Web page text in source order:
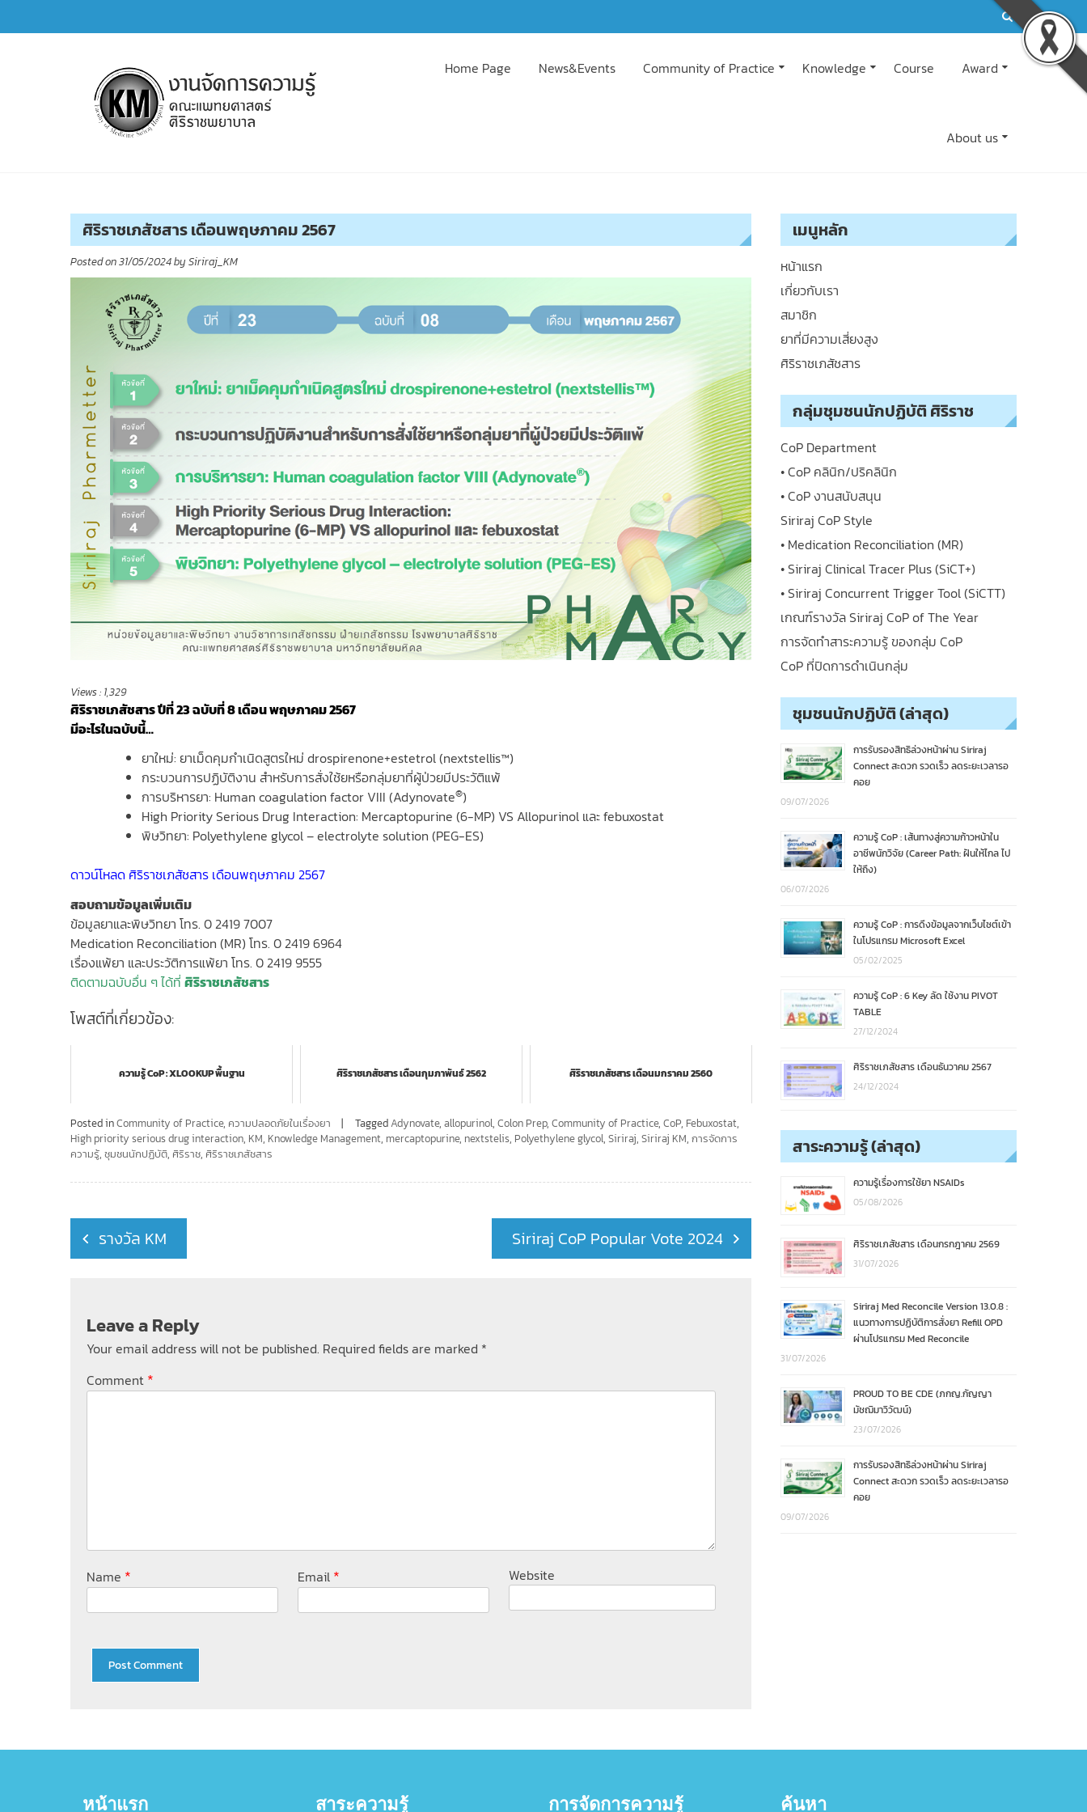
to
Home Page News&Events Community of Practice Knowledge Course Award
About us
ศิริราชเภสัชสาร เดือนพฤษภาคม 2567
Posted on31/05/2024by Siriraj_KM
Views : 1,329
ศิริราชเภสัชสาร ปีที่ 23 ฉบับที่ 8เดือน พฤษภาคม 2567
มีอะไรในฉบับนี้…
ยาใหม่: ยาเม็ดคุมกำเนิดสูตรใหม่ drospirenone+estetrol (nextstellis™)
กระบวนการปฏิบัติงาน สำหรับการสั่งใช้ยหรือกลุ่มยาที่ผู้ป่วยมีประวัติแพ้
การบริหารยา: Human coagulation factor VIII (Adynovate®)
High Priority Serious Drug Interaction: Mercaptopurine (6-MP) VS Allopurinol และ febuxostat
พิษวิทยา: Polyethylene glycol – electrolyte solution (PEG-ES)
ดาวน์โหลด ศิริราชเภสัชสาร เดือนพฤษภาคม 2567
สอบถามข้อมูลเพิ่มเติม
ข้อมูลยาและพิษวิทยา โทร. 0 2419 7007
Medication Reconciliation (MR) โทร. 0 2419 6964
เรื่องแพ้ยา และประวัติการแพ้ยา โทร. 0 2419 9555
ติดตามฉบับอื่น ๆ ได้ที่ ศิริราชเภสัชสาร
โพสต์ที่เกี่ยวข้อง:
ความรู้ CoP : XLOOKUP พื้นฐาน ศิริราชเภสัชสาร เดือนกุมภาพันธ์ 2562 ศิริราชเภสัชสาร เดือนมกราคม 2560
Posted inCommunity of Practice, ความปลอดภัยในเรื่องยา TaggedAdynovate, allopurinol, Colon Prep, Community of Practice, CoP, Febuxostat,
High priority serious drug interaction, KM, Knowledge Management, mercaptopurine, nextstelis, Polyethylene glycol, Siriraj, Siriraj KM, การจัดการ
ความรู้, ชุมชนนักปฏิบัติ, ศิริราช, ศิริราชเภสัชสาร
Post
navigation
รางวัล KM Siriraj CoP Popular Vote 2024
Leave a Reply
Your email address will not be published. Required fields are marked *
Comment *
Name * Email * Website
เมนูหลัก
หน้าแรก
เกี่ยวกับเรา
สมาชิก
ยาที่มีความเสี่ยงสูง
ศิริราชเภสัชสาร
กลุ่มชุมชนนักปฏิบัติ ศิริราช
CoP Department
• CoP คลินิก/ปริคลินิก
• CoP งานสนับสนุน
Siriraj CoP Style
• Medication Reconciliation (MR)
• Siriraj Clinical Tracer Plus (SiCT+)
• Siriraj Concurrent Trigger Tool (SiCTT)
เกณฑ์รางวัล Siriraj CoP of The Year
การจัดทำสาระความรู้ ของกลุ่ม CoP
CoP ที่ปิดการดำเนินกลุ่ม
ชุมชนนักปฏิบัติ (ล่าสุด)
การรับรองสิทธิล่วงหน้าผ่าน Siriraj
Connect สะดวก รวดเร็ว ลดระยะเวลารอ
คอย
09/07/2026
ความรู้ CoP : เส้นทางสู่ความก้าวหน้าใน
อาชีพนักวิจัย (Career Path: ฝันให้ไกล ไป
ให้ถึง)
06/07/2026
ความรู้ CoP : การดึงข้อมูลจากเว็บไซต์เข้า
ในโปรแกรม Microsoft Excel
05/02/2025
ความรู้ CoP : 6 Key ลัด ใช้งาน PIVOT
TABLE
27/12/2024
ศิริราชเภสัชสาร เดือนธันวาคม 2567
24/12/2024
สาระความรู้ (ล่าสุด)
ความรู้เรื่องการใช้ยา NSAIDs
05/08/2026
ศิริราชเภสัชสาร เดือนกรกฎาคม 2569
31/07/2026
Siriraj Med Reconcile Version 13.0.8 :
แนวทางการปฏิบัติการสั่งยา Refill OPD
ผ่านโปรแกรม Med Reconcile
31/07/2026
PROUD TO BE CDE (ภกญ.กัญญา
มัชฌิมาวิวัฒน์)
23/07/2026
การรับรองสิทธิล่วงหน้าผ่าน Siriraj
Connect สะดวก รวดเร็ว ลดระยะเวลารอ
คอย
09/07/2026
หน้าแรก สาระความรู้ การจัดการความรู้ ค้นหา